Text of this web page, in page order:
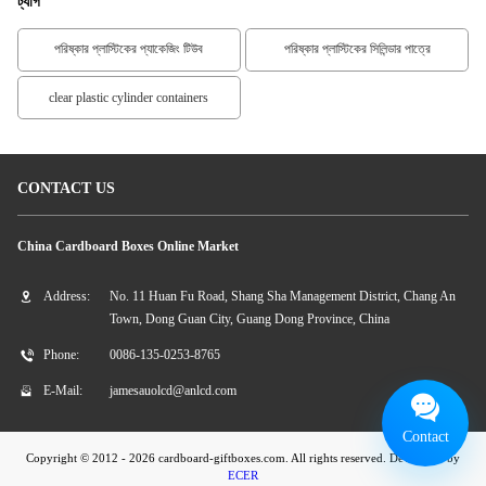
পরিষ্কার প্লাস্টিকের প্যাকেজিং টিউব পরিষ্কার প্লাস্টিকের সিলিন্ডার পাত্রে
clear plastic cylinder containers
CONTACT US
China Cardboard Boxes Online Market
Address:
No. 11 Huan Fu Road, Shang Sha Management District, Chang An
Town, Dong Guan City, Guang Dong Province, China
Phone: 0086-135-0253-8765
E-Mail: jamesauolcd@anlcd.com
Copyright © 2012 - 2026 cardboard-giftboxes.com. All rights reserved. Developed by
ECER
Contact